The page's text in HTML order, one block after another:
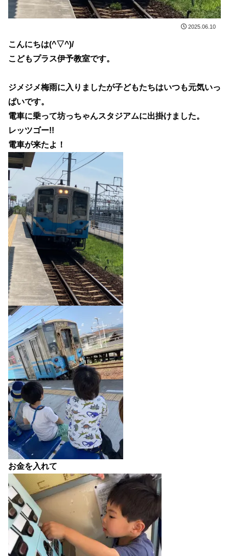
2025.06.10
こんにちは(^▽^)/
こどもプラス伊予教室です。
ジメジメ梅雨に入りましたが子どもたちはいつも元気いっ
ぱいです。
電車に乗って坊っちゃんスタジアムに出掛けました。
レッツゴー!!
電車が来たよ！
お金を入れて